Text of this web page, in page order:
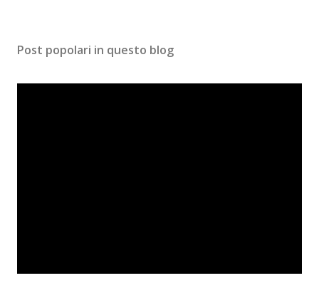
Post popolari in questo blog